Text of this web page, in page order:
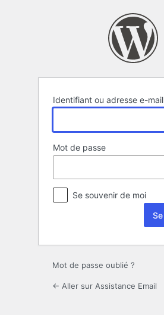
Identifiant ou adresse e-mail
Mot de passe
Se souvenir de moi
Mot de passe oublié ?
← Aller sur Assistance Email